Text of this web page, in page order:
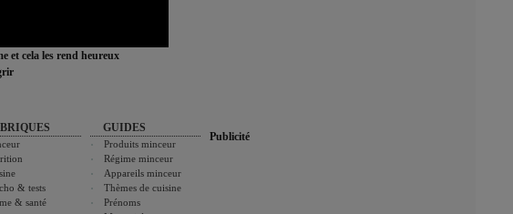
et cela les rend heureux
& tests
& santé
GUIDES
Produits minceur
Régime minceur
Appareils minceur
Thèmes de cuisine
Prénoms
Publicité